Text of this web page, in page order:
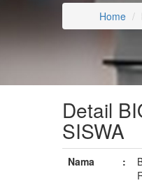
Home
Detail
SISWA
Nama :